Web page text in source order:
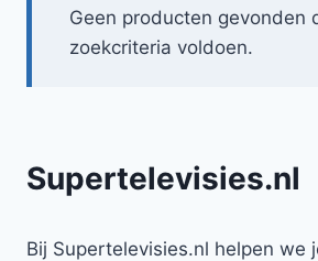
Geen producten gevonden
zoekcriteria voldoen.
Supertelevisies.nl
Bij Supertelevisies.nl helpen we